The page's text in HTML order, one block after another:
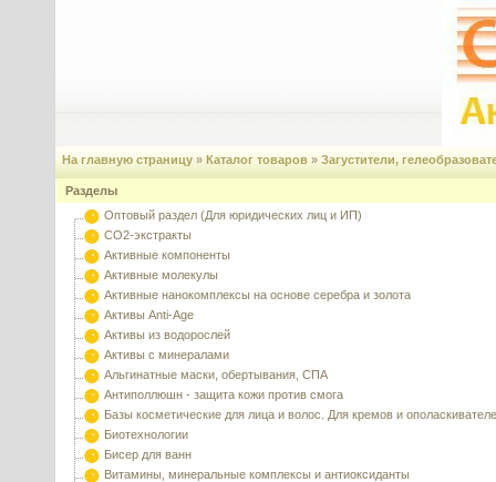
На главную страницу » Каталог товаров » Загустители,
Разделы
Оптовый раздел (Для юридических лиц и ИП)
CO2-экстракты
Активные компоненты
Активные молекулы
Активные нанокомплексы на основе серебра и золота
Активы Anti-Age
Активы из водорослей
Активы с минералами
Альгинатные маски, обертывания, СПА
Антиполлюшн - защита кожи против смога
Базы косметические для лица и волос. Для кремов и
Биотехнологии
Бисер для ванн
Витамины, минеральные комплексы и антиоксиданты